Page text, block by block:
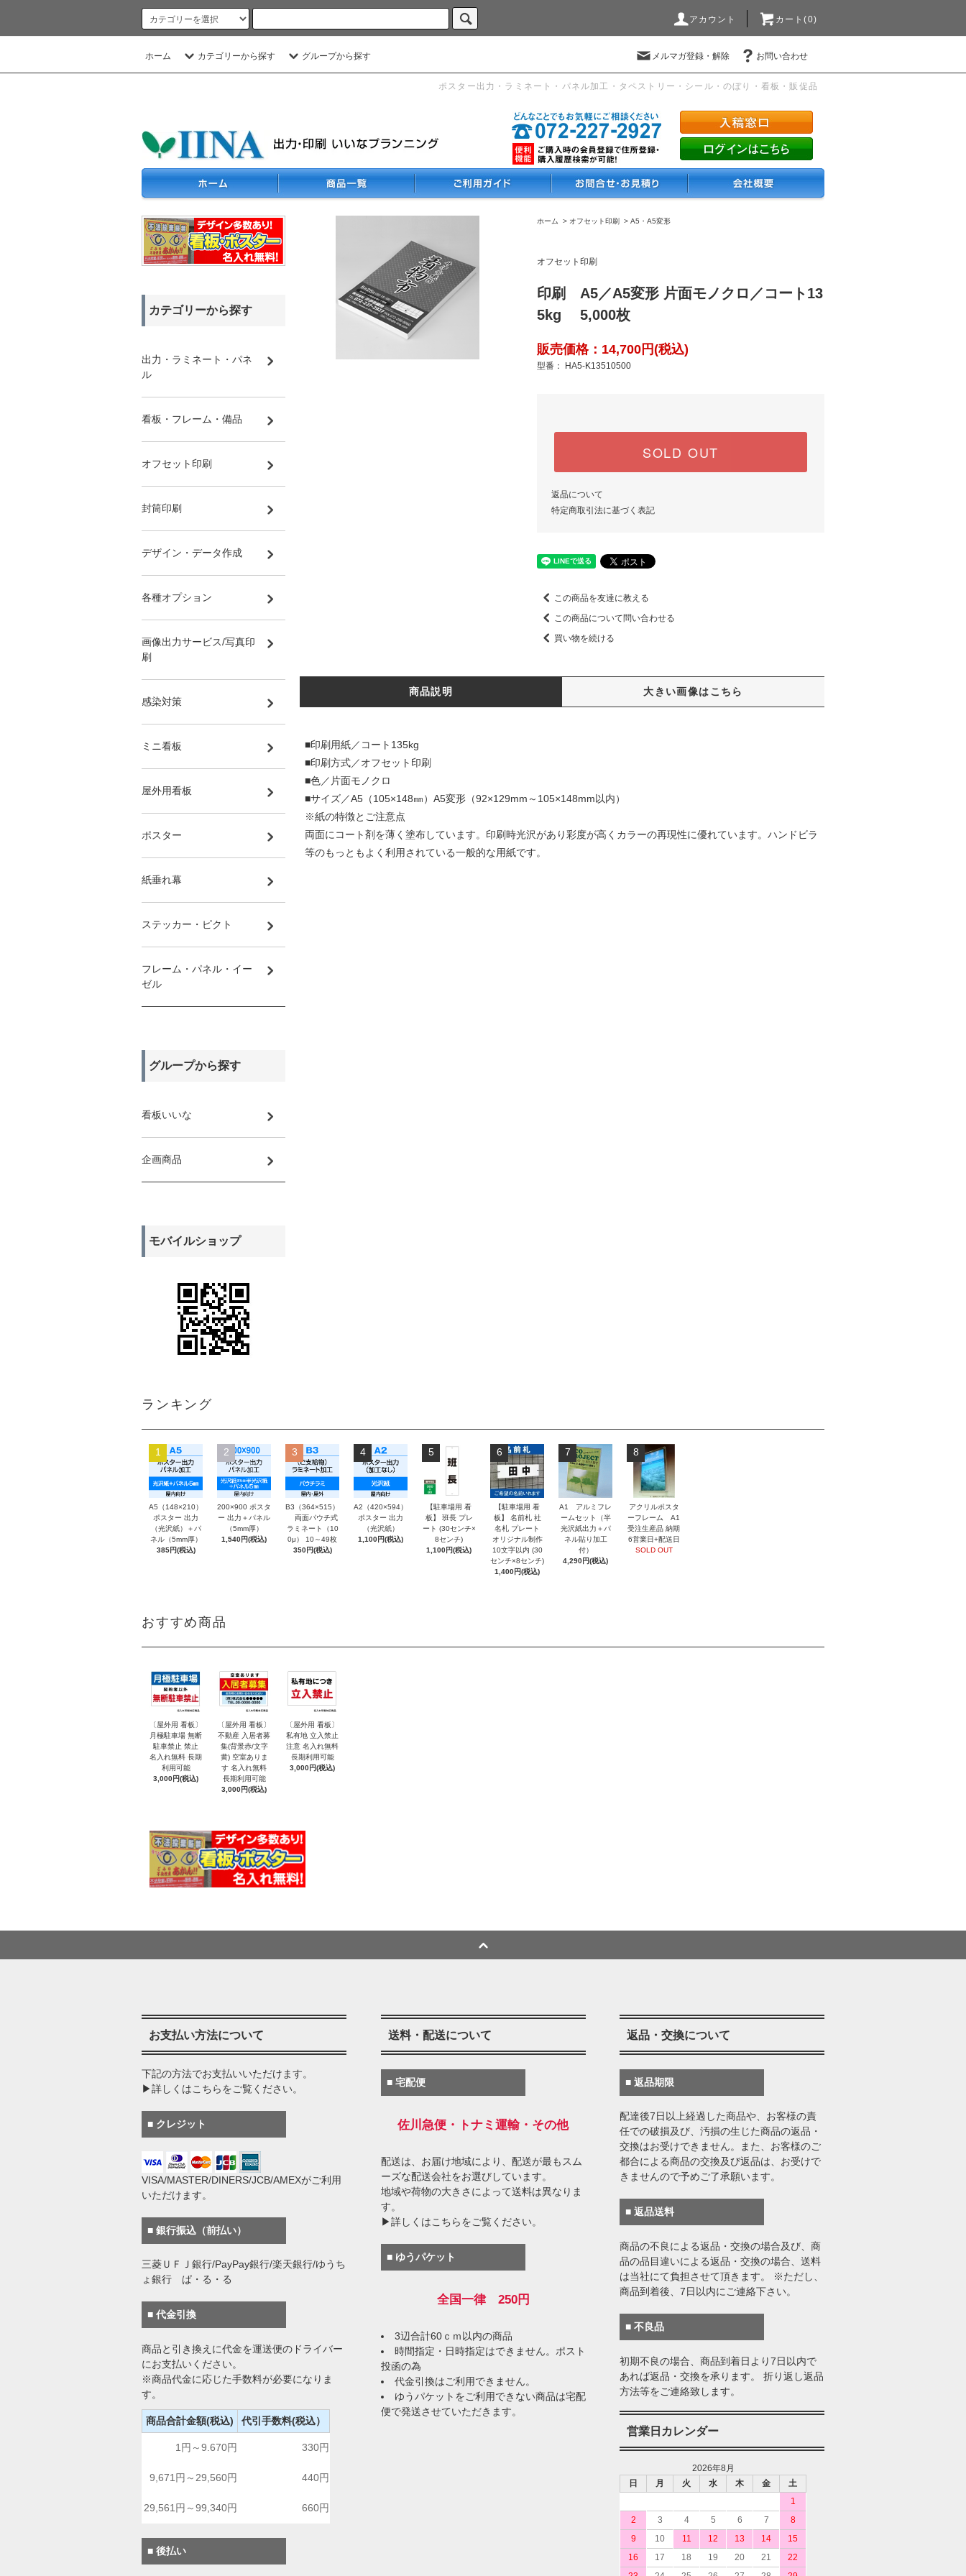
アカウント カート(0)
ホーム カテゴリーから探す グループから探す メルマガ登録・解除 お問い合わせ
ポスター出力・ラミネート・パネル加工・タペストリー・シール・のぼり・看板・販促品
ホーム > オフセット印刷 > A5・A5変形
オフセット印刷
印刷 A5／A5変形 片面モノクロ／コート13
5kg 5,000枚
販売価格：14,700円(税込)
型番： HA5-K13510500
SOLD OUT
返品について
特定商取引法に基づく表記
この商品を友達に教える
この商品について問い合わせる
買い物を続ける
商品説明 大きい画像はこちら
■印刷用紙／コート135kg
■印刷方式／オフセット印刷
■色／片面モノクロ
■サイズ／A5（105×148㎜）A5変形（92×129mm～105×148mm以内）
※紙の特徴とご注意点
両面にコート剤を薄く塗布しています。印刷時光沢があり彩度が高くカラーの再現性に優れています。ハンドビラ
等のもっともよく利用されている一般的な用紙です。
カテゴリーから探す
出力・ラミネート・パネ
ル
看板・フレーム・備品
オフセット印刷
封筒印刷
デザイン・データ作成
各種オプション
画像出力サービス/写真印
刷
感染対策
ミニ看板
屋外用看板
ポスター
紙垂れ幕
ステッカー・ピクト
フレーム・パネル・イー
ゼル
グループから探す
看板いいな
企画商品
モバイルショップ
ランキング
1
A5（148×210）
ポスター 出力
（光沢紙）＋パ
ネル（5mm厚）
385円(税込)
2
200×900 ポスタ
ー 出力＋パネル
（5mm厚）
1,540円(税込)
3
B3（364×515）
両面パウチ式
ラミネート（10
0μ） 10～49枚
350円(税込)
4
A2（420×594）
ポスター 出力
（光沢紙）
1,100円(税込)
5
【駐車場用 看
板】 班長 プレ
ート (30センチ×
8センチ)
1,100円(税込)
6
【駐車場用 看
板】 名前札 社
名札 プレート
オリジナル制作
10文字以内 (30
センチ×8センチ)
1,400円(税込)
7
A1 アルミフレ
ームセット（半
光沢紙出力＋パ
ネル貼り加工
付）
4,290円(税込)
8
アクリルポスタ
ーフレーム A1
受注生産品 納期
6営業日+配送日
SOLD OUT
おすすめ商品
〔屋外用 看板〕
月極駐車場 無断
駐車禁止 禁止
名入れ無料 長期
利用可能
3,000円(税込)
〔屋外用 看板〕
不動産 入居者募
集(背景赤/文字
黄) 空室ありま
す 名入れ無料
長期利用可能
3,000円(税込)
〔屋外用 看板〕
私有地 立入禁止
注意 名入れ無料
長期利用可能
3,000円(税込)
お支払い方法について
下記の方法でお支払いいただけます。
▶詳しくはこちらをご覧ください。
■ クレジット
VISA/MASTER/DINERS/JCB/AMEXがご利用
いただけます。
■ 銀行振込（前払い）
三菱ＵＦＪ銀行/PayPay銀行/楽天銀行/ゆうち
ょ銀行 ぱ・る・る
■ 代金引換
商品と引き換えに代金を運送便のドライバー
にお支払いください。
※商品代金に応じた手数料が必要になりま
す。
商品合計金額(税込) 代引手数料(税込）
1円～9.670円 330円
9,671円～29,560円 440円
29,561円～99,340円 660円
■ 後払い
送料・配送について
■ 宅配便
佐川急便・トナミ運輸・その他
配送は、お届け地域により、配送が最もスム
ーズな配送会社をお選びしています。
地域や荷物の大きさによって送料は異なりま
す。
▶詳しくはこちらをご覧ください。
■ ゆうパケット
全国一律 250円
3辺合計60ｃｍ以内の商品
時間指定・日時指定はできません。ポスト
投函の為
代金引換はご利用できません。
ゆうパケットをご利用できない商品は宅配
便で発送させていただきます。
返品・交換について
■ 返品期限
配達後7日以上経過した商品や、お客様の責
任での破損及び、汚損の生じた商品の返品・
交換はお受けできません。また、お客様のご
都合による商品の交換及び返品は、お受けで
きませんので予めご了承願います。
■ 返品送料
商品の不良による返品・交換の場合及び、商
品の品目違いによる返品・交換の場合、送料
は当社にて負担させて頂きます。 ※ただし、
商品到着後、7日以内にご連絡下さい。
■ 不良品
初期不良の場合、商品到着日より7日以内で
あれば返品・交換を承ります。 折り返し返品
方法等をご連絡致します。
営業日カレンダー
2026年8月
日
月 火 水 木 金
土
1
2
3 4 5 6 7
8
9
10 11 12 13 14
15
16
17 18 19 20 21
22